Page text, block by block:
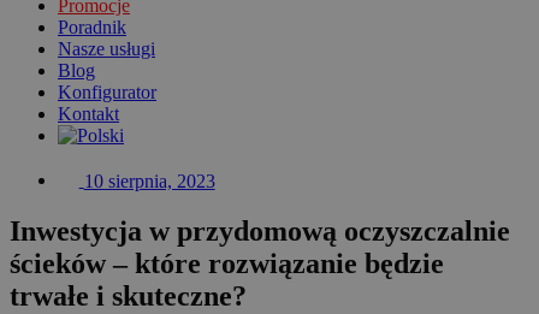
Promocje
Poradnik
Nasze usługi
Blog
Konfigurator
Kontakt
10 sierpnia, 2023
Inwestycja w przydomową oczyszczalnie
ścieków – które rozwiązanie będzie
trwałe i skuteczne?